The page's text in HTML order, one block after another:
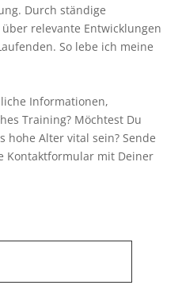
Durch ständige
relevante Entwicklungen
So lebe ich meine
Informationen,
Training? Möchtest Du
hohe Alter vital sein? Sende
Kontaktformular mit Deiner